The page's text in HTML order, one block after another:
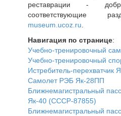
реставрации -
соответствующие
museum.ucoz.ru
Навигация по странице:
Учебно-тренировочный
Учебно-тренировочный
Истребитель-перехватчик
Самолет РЭБ Як-28ПП
Ближнемагистральный
Як-40 (СССР-87855)
Ближнемагистральный